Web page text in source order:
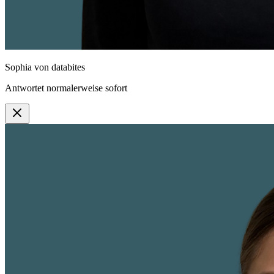
Sophia von databites
Antwortet normalerweise sofort